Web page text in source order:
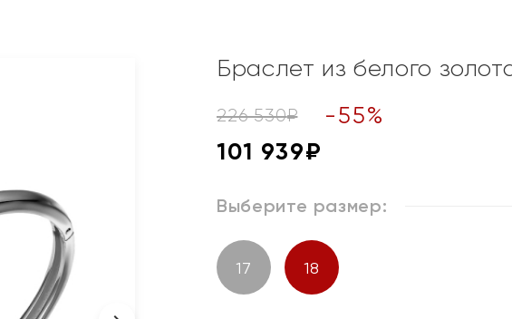
Браслет из белого
226 530₽ -55%
101 939₽
Выберите размер:
17 18